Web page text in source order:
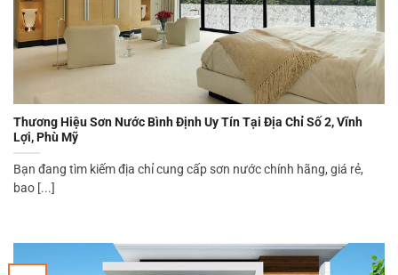
Thương Hiệu Sơn Nước Bình Định Uy Tín Tại Địa Chỉ Số 2, Vĩnh
Lợi, Phù Mỹ
Bạn đang tìm kiếm địa chỉ cung cấp sơn nước chính hãng, giá rẻ,
bao [...]